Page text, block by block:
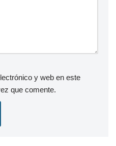
y web en este
que comente.